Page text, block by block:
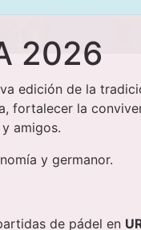
2026
edición de la
fortalecer la
amigos.
y germanor.
de pádel en